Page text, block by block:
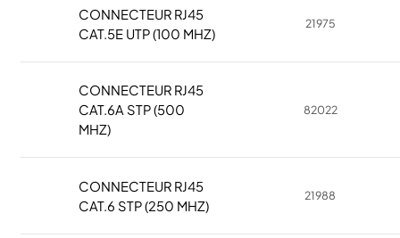
CONNECTEUR RJ45
CAT.5E UTP (100 MHZ)
21975
CONNECTEUR RJ45
CAT.6A STP (500
MHZ)
82022
CONNECTEUR RJ45
CAT.6 STP (250 MHZ)
21988